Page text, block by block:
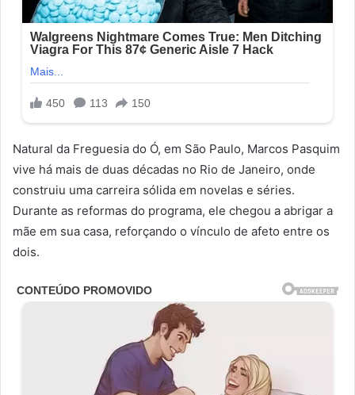
Natural da Freguesia do Ó, em São Paulo, Marcos Pasquim
vive há mais de duas décadas no Rio de Janeiro, onde
construiu uma carreira sólida em novelas e séries.
Durante as reformas do programa, ele chegou a abrigar a
mãe em sua casa, reforçando o vínculo de afeto entre os
dois.